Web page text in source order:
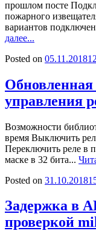
прошлом посте
пожарного
вариантов
далее...
Posted on 05.11.2018
Обновленная
управления
Возможности
время Выключить
Переключить реле в
маске в 32 бита...
Posted on 31.10.2018
Задержка в
проверкой